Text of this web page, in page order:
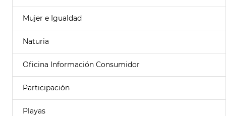
Mujer e Igualdad
Naturia
Oficina Información Consumidor
Participación
Playas